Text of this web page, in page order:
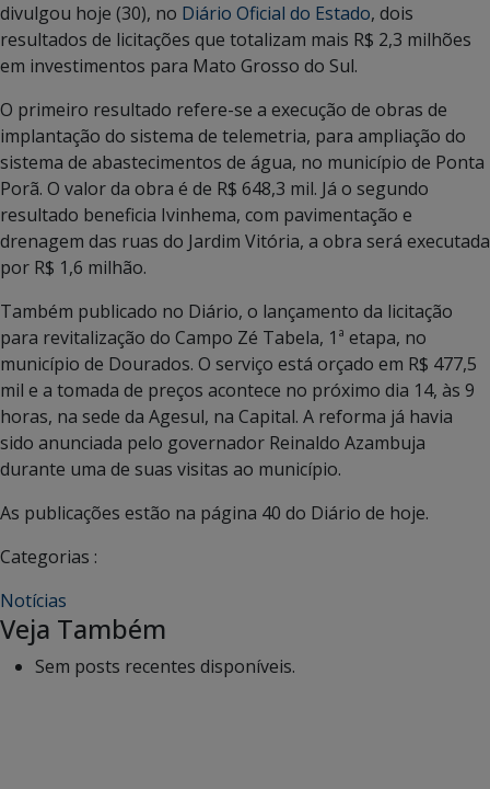
divulgou hoje (30), no Diário Oficial do Estado, dois
resultados de licitações que totalizam mais R$ 2,3 milhões
em investimentos para Mato Grosso do Sul.
O primeiro resultado refere-se a execução de obras de
implantação do sistema de telemetria, para ampliação do
sistema de abastecimentos de água, no município de Ponta
Porã. O valor da obra é de R$ 648,3 mil. Já o segundo
resultado beneficia Ivinhema, com pavimentação e
drenagem das ruas do Jardim Vitória, a obra será executada
por R$ 1,6 milhão.
Também publicado no Diário, o lançamento da licitação
para revitalização do Campo Zé Tabela, 1ª etapa, no
município de Dourados. O serviço está orçado em R$ 477,5
mil e a tomada de preços acontece no próximo dia 14, às 9
horas, na sede da Agesul, na Capital. A reforma já havia
sido anunciada pelo governador Reinaldo Azambuja
durante uma de suas visitas ao município.
As publicações estão na página 40 do Diário de hoje.
Categorias :
Notícias
Veja Também
Sem posts recentes disponíveis.